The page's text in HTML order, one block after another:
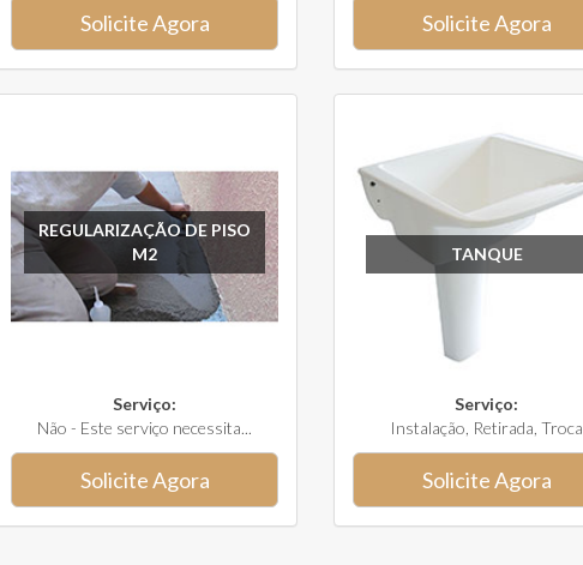
Solicite Agora Solicite Agora
REGULARIZAÇÃO DE PISO
M2
Serviço:
Não - Este serviço necessita...
Solicite Agora
TANQUE
Serviço:
Instalação, Retirada, Troca
Solicite Agora